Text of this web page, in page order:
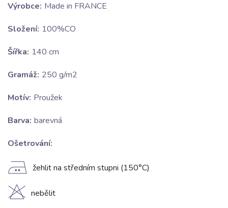
Výrobce: Made in FRANCE
Složení: 100%CO
Šířka: 140 cm
Gramáž: 250 g/m2
Motív: Proužek
Barva: barevná
Ošetrování:
E žehlit na středním stupni (150°C)
H nebělit